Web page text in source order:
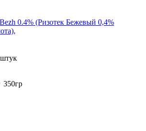
0.4% (Ризотек Бежевый 0,4%
штук
350гр